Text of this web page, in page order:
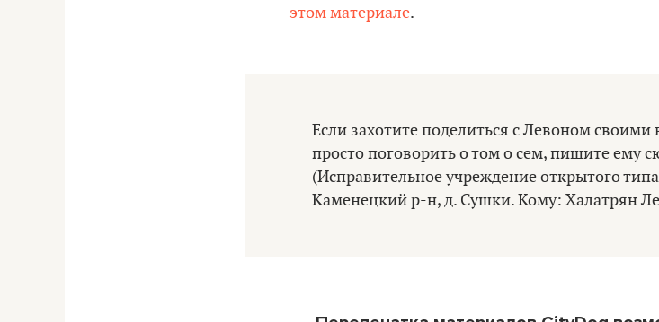
этом материале.
Если захотите поделиться с Левоном своими
просто поговорить о том о сем, пишите ему
(Исправительное учреждение открытого
Каменецкий р-н, д. Сушки. Кому: Халатрян